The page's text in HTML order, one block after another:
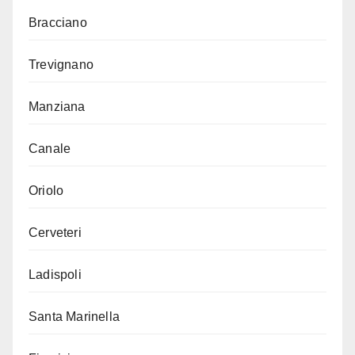
Bracciano
Trevignano
Manziana
Canale
Oriolo
Cerveteri
Ladispoli
Santa Marinella